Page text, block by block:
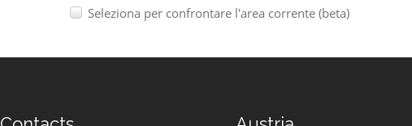
Seleziona per confrontare l'area corrente (beta)